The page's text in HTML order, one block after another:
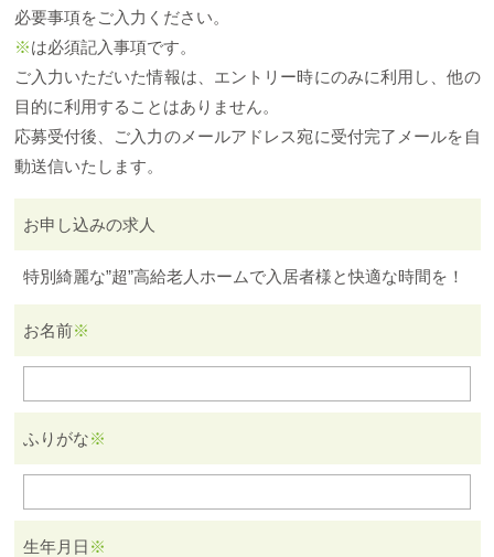
必要事項をご入力ください。
※は必須記入事項です。
ご入力いただいた情報は、エントリー時にのみに利用し、他の
目的に利用することはありません。
応募受付後、ご入力のメールアドレス宛に受付完了メールを自
動送信いたします。
お申し込みの求人
特別綺麗な”超”高給老人ホームで入居者様と快適な時間を！
お名前※
ふりがな※
生年月日 ※